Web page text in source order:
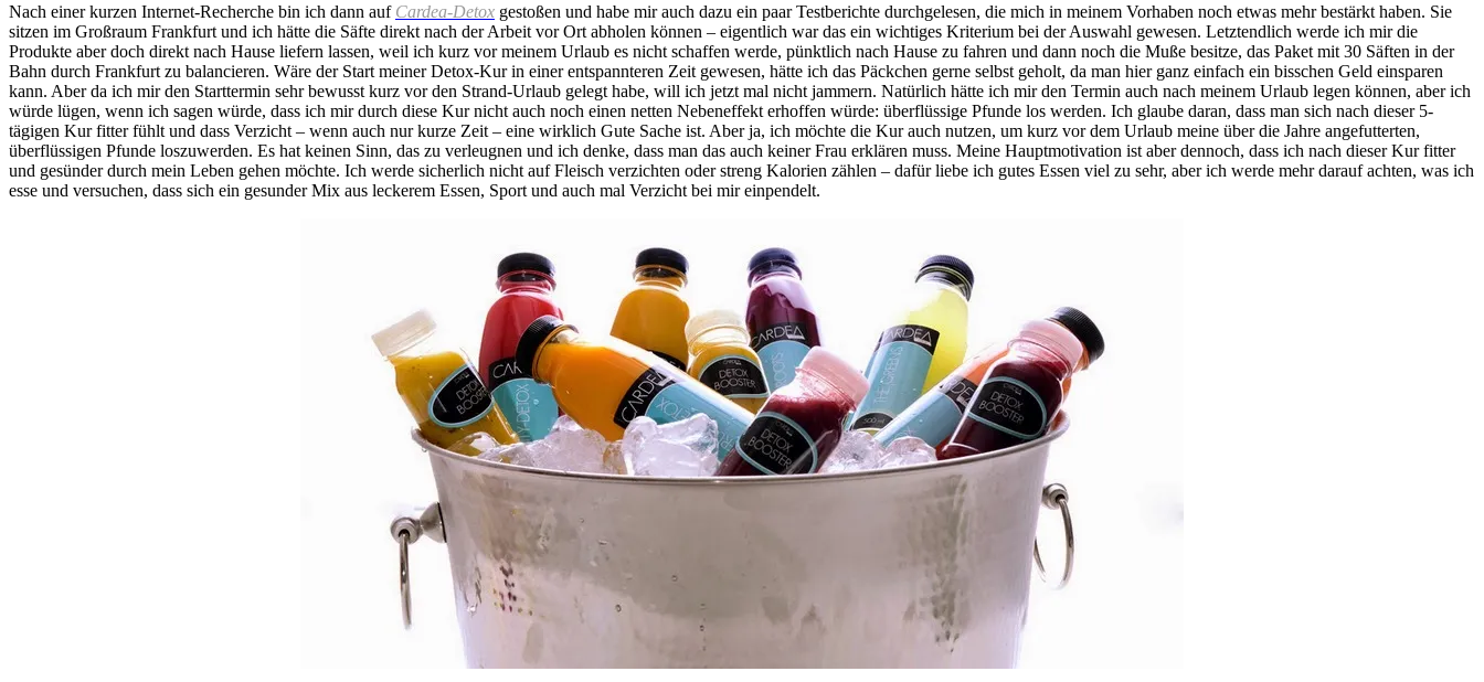
Nach einer kurzen Internet-Recherche bin ich dann auf Cardea-Detox gestoßen und habe mir auch dazu ein paar Testberichte durchgelesen, die mich in meinem Vorhaben noch etwas mehr bestärkt haben. Sie
sitzen im Großraum Frankfurt und ich hätte die Säfte direkt nach der Arbeit vor Ort abholen können – eigentlich war das ein wichtiges Kriterium bei der Auswahl gewesen. Letztendlich werde ich mir die
Produkte aber doch direkt nach Hause liefern lassen, weil ich kurz vor meinem Urlaub es nicht schaffen werde, pünktlich nach Hause zu fahren und dann noch die Muße besitze, das Paket mit 30 Säften in der
Bahn durch Frankfurt zu balancieren. Wäre der Start meiner Detox-Kur in einer entspannteren Zeit gewesen, hätte ich das Päckchen gerne selbst geholt, da man hier ganz einfach ein bisschen Geld einsparen
kann. Aber da ich mir den Starttermin sehr bewusst kurz vor den Strand-Urlaub gelegt habe, will ich jetzt mal nicht jammern. Natürlich hätte ich mir den Termin auch nach meinem Urlaub legen können, aber ich
würde lügen, wenn ich sagen würde, dass ich mir durch diese Kur nicht auch noch einen netten Nebeneffekt erhoffen würde: überflüssige Pfunde los werden. Ich glaube daran, dass man sich nach dieser 5-
tägigen Kur fitter fühlt und dass Verzicht – wenn auch nur kurze Zeit – eine wirklich Gute Sache ist. Aber ja, ich möchte die Kur auch nutzen, um kurz vor dem Urlaub meine über die Jahre angefutterten,
überflüssigen Pfunde loszuwerden. Es hat keinen Sinn, das zu verleugnen und ich denke, dass man das auch keiner Frau erklären muss. Meine Hauptmotivation ist aber dennoch, dass ich nach dieser Kur fitter
und gesünder durch mein Leben gehen möchte. Ich werde sicherlich nicht auf Fleisch verzichten oder streng Kalorien zählen – dafür liebe ich gutes Essen viel zu sehr, aber ich werde mehr darauf achten, was ich
esse und versuchen, dass sich ein gesunder Mix aus leckerem Essen, Sport und auch mal Verzicht bei mir einpendelt.